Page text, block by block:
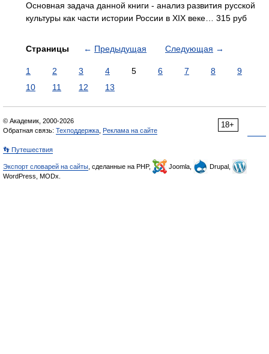
Основная задача данной книги - анализ развития русской
культуры как части истории России в XIX веке… 315 руб
Страницы ← Предыдущая Следующая →
1 2 3 4 5 6 7 8
9
10
11 12 13
18+
© Академик, 2000-2026
Обратная связь: Техподдержка Реклама на сайте
👣 Путешествия
Экспорт словарей на сайты , сделанные на PHP, Joomla,
Drupal,
WordPress, MODx.